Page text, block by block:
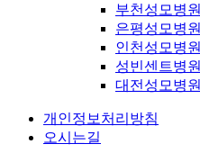
부천성모병원
은평성모병원
인천성모병원
성빈센트병원
대전성모병원
개인정보처리방침
오시는길